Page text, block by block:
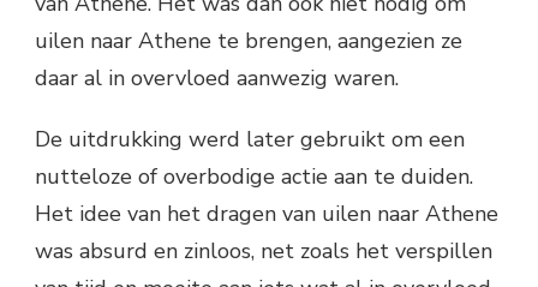
uilen naar Athene te brengen, aangezien ze
daar al in overvloed aanwezig waren.
De uitdrukking werd later gebruikt om een
nutteloze of overbodige actie aan te duiden.
Het idee van het dragen van uilen naar Athene
was absurd en zinloos, net zoals het verspillen